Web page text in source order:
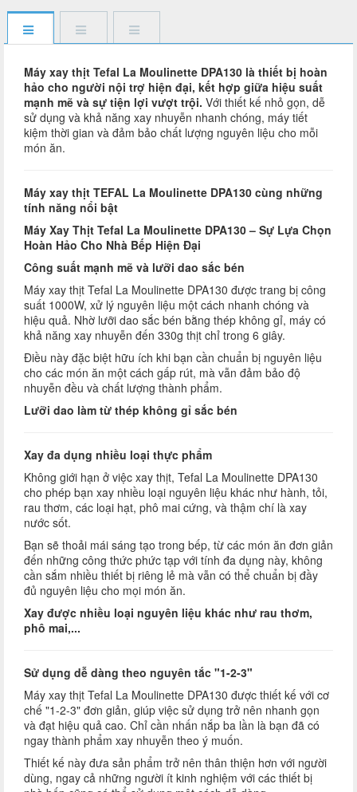
Máy xay thịt Tefal La Moulinette DPA130 là thiết bị hoàn
hảo cho người nội trợ hiện đại, kết hợp giữa hiệu suất
mạnh mẽ và sự tiện lợi vượt trội. Với thiết kế nhỏ gọn, dễ
sử dụng và khả năng xay nhuyễn nhanh chóng, máy tiết
kiệm thời gian và đảm bảo chất lượng nguyên liệu cho mỗi
món ăn.
Máy xay thịt TEFAL La Moulinette DPA130 cùng những
tính năng nổi bật
Máy Xay Thịt Tefal La Moulinette DPA130 – Sự Lựa Chọn
Hoàn Hảo Cho Nhà Bếp Hiện Đại
Công suất mạnh mẽ và lưỡi dao sắc bén
Máy xay thịt Tefal La Moulinette DPA130 được trang bị công
suất 1000W, xử lý nguyên liệu một cách nhanh chóng và
hiệu quả. Nhờ lưỡi dao sắc bén bằng thép không gỉ, máy có
khả năng xay nhuyễn đến 330g thịt chỉ trong 6 giây.
Điều này đặc biệt hữu ích khi bạn cần chuẩn bị nguyên liệu
cho các món ăn một cách gấp rút, mà vẫn đảm bảo độ
nhuyễn đều và chất lượng thành phẩm.
Lưỡi dao làm từ thép không gỉ sắc bén
Xay đa dụng nhiều loại thực phẩm
Không giới hạn ở việc xay thịt, Tefal La Moulinette DPA130
cho phép bạn xay nhiều loại nguyên liệu khác như hành, tỏi,
rau thơm, các loại hạt, phô mai cứng, và thậm chí là xay
nước sốt.
Bạn sẽ thoải mái sáng tạo trong bếp, từ các món ăn đơn giản
đến những công thức phức tạp với tính đa dụng này, không
cần sắm nhiều thiết bị riêng lẻ mà vẫn có thể chuẩn bị đầy
đủ nguyên liệu cho mọi món ăn.
Xay được nhiều loại nguyên liệu khác như rau thơm,
phô mai,...
Sử dụng dễ dàng theo nguyên tắc "1-2-3"
Máy xay thịt Tefal La Moulinette DPA130 được thiết kế với cơ
chế "1-2-3" đơn giản, giúp việc sử dụng trở nên nhanh gọn
và đạt hiệu quả cao. Chỉ cần nhấn nắp ba lần là bạn đã có
ngay thành phẩm xay nhuyễn theo ý muốn.
Thiết kế này đưa sản phẩm trở nên thân thiện hơn với người
dùng, ngay cả những người ít kinh nghiệm với các thiết bị